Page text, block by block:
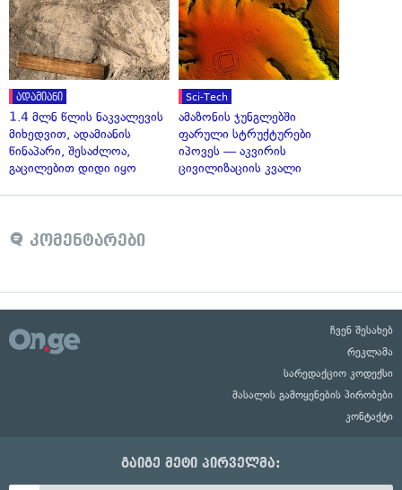
ადამიანი
1.4 მლნ წლის ნაკვალევის
მიხედვით, ადამიანის
წინაპარი, შესაძლოა,
გაცილებით დიდი იყო
Sci-Tech
ამაზონის ჯუნგლებში
ფარული სტრუქტურები
იპოვეს — აკვირის
ცივილიზაციის კვალი
კომენტარები
ჩვენ შესახებ
რეკლამა
სარედაქციო კოდექსი
მასალის გამოყენების პირობები
კონტაქტი
გაიგე მეტი პირველმა: